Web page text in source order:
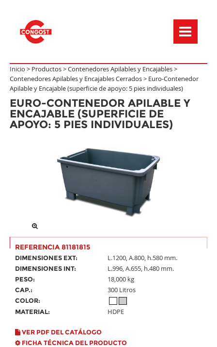
Inicio > Productos>Contenedores Apilables y Encajables>
Contenedores Apilables y Encajables Cerrados> Euro-Contenedor
Apilable y Encajable (superficie de apoyo: 5 pies individuales)
EURO-CONTENEDOR APILABLE Y
ENCAJABLE (SUPERFICIE DE
APOYO: 5 PIES INDIVIDUALES)
REFERENCIA 81181815
DIMENSIONES EXT: L.1200, A.800, h.580 mm.
DIMENSIONES INT: L.996, A.655, h.480 mm.
PESO: 18,000 kg
CAP.: 300 Litros
COLOR:
MATERIAL:
HDPE
VER PDF DEL CATÁLOGO
FICHA TÉCNICA DEL PRODUCTO